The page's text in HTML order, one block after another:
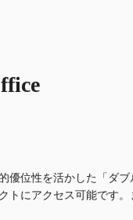
位性を活かした「ダ
にアクセス可能です